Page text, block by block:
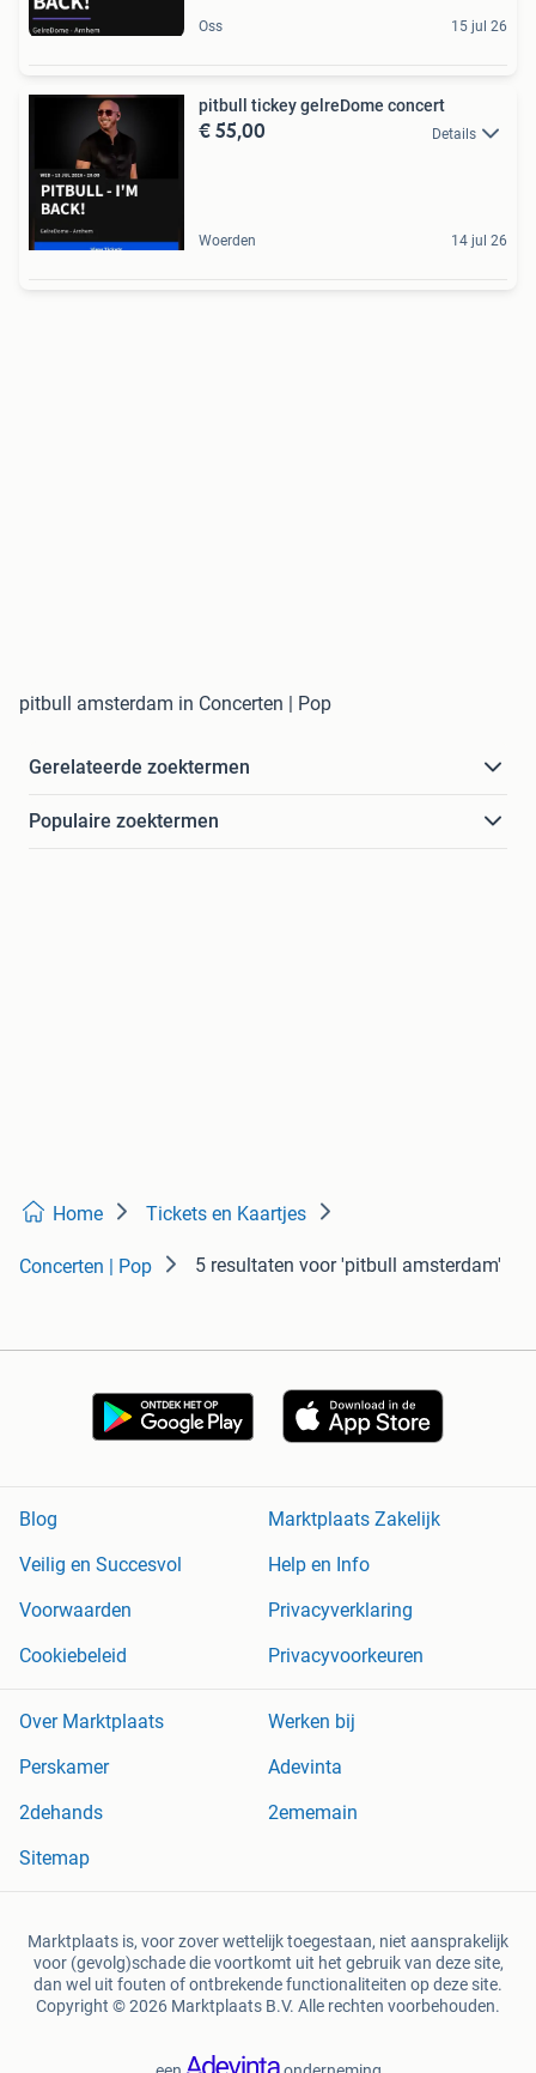
Oss 15 jul 26
pitbull tickey gelreDome concert
€ 55,00 Details
Woerden 14 jul 26
pitbull amsterdam in Concerten | Pop
Gerelateerde zoektermen
Populaire zoektermen
Home Tickets en Kaartjes
Concerten | Pop 5 resultaten voor 'pitbull amsterdam'
Blog
Marktplaats Zakelijk
Veilig en Succesvol
Help en Info
Voorwaarden
Privacyverklaring
Cookiebeleid
Privacyvoorkeuren
Over Marktplaats
Werken bij
Perskamer
Adevinta
2dehands
2ememain
Sitemap
Marktplaats is, voor zover wettelijk toegestaan, niet aansprakelijk
voor (gevolg)schade die voortkomt uit het gebruik van deze site,
dan wel uit fouten of ontbrekende functionaliteiten op deze site.
Copyright © 2026 Marktplaats B.V. Alle rechten voorbehouden.